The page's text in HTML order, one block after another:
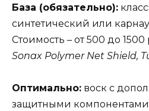
База (обязательно):
синтетический или
Стоимость – от 500 до
Sonax Polymer Net Shield,
Оптимально: воск с
защитными